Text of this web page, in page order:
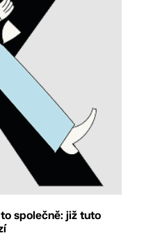
společně: již tuto